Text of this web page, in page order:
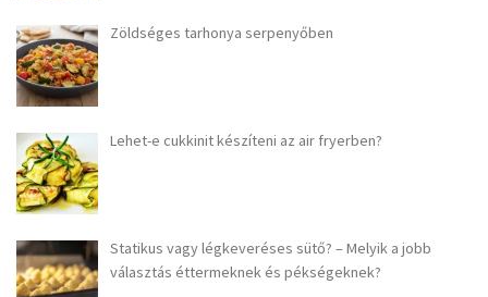
Zöldséges tarhonya serpenyőben
Lehet-e cukkinit készíteni az air fryerben?
Statikus vagy légkeveréses sütő? – Melyik a jobb
választás éttermeknek és pékségeknek?